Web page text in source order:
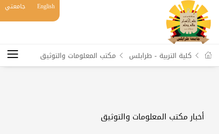
English جامعتي
كلية التربية - طرابلس مكتب المعلومات والتوثيق
أخبار مكتب المعلومات والتوثيق